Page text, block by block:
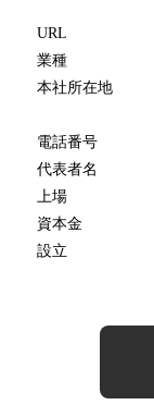
URL
業種
本社所在地
電話番号
代表者名
上場
資本金
設立